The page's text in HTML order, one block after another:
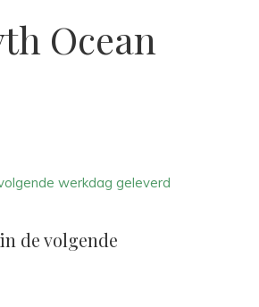
Ocean
werkdag geleverd
de volgende